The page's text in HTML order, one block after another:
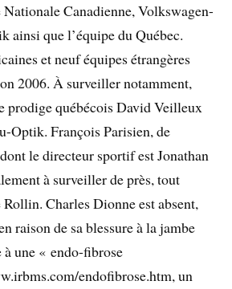
Canadienne, Volkswagen-
ainsi que l’équipe du Québec.
et neuf équipes étrangères
2006. À surveiller notamment,
prodige québécois David Veilleux
Optik. François Parisien, de
le directeur sportif est Jonathan
à surveiller de près, tout
Charles Dionne est absent,
raison de sa blessure à la jambe
une « endo-fibrose
endofibrose.htm, un